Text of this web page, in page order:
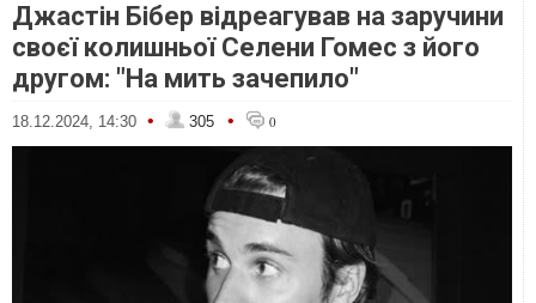
Джастін Бібер відреагував на заручини
своєї колишньої Селени Гомес з його
другом: "На мить зачепило"
18.12.2024, 14:30 • 305 • 0